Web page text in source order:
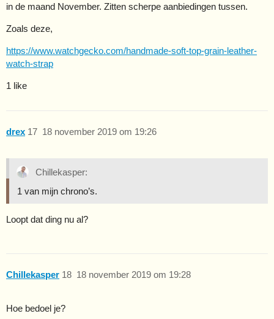
in de maand November. Zitten scherpe aanbiedingen tussen.
Zoals deze,
https://www.watchgecko.com/handmade-soft-top-grain-leather-
watch-strap
1 like
drex 18 november 2019 om 19:26
17
Chillekasper:
1 van mijn chrono’s.
Loopt dat ding nu al?
Chillekasper 18 november 2019 om 19:28
18
Hoe bedoel je?